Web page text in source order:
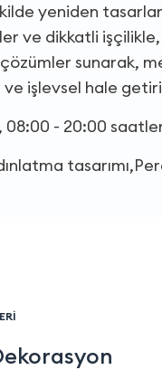
yeniden
ve dikkatli
sunarak,
işlevsel hale
08:00 - 20:00